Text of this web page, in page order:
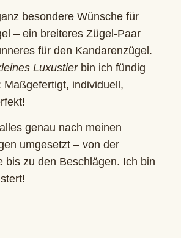
besondere Wünsche für
– ein breiteres Zügel-Paar
für den Kandarenzügel.
Luxustierbin ich fündig
Maßgefertigt, individuell,
genau nach meinen
umgesetzt – von der
bis zu den Beschlägen. Ich bin